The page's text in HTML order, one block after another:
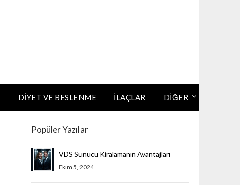
DIYET VE BESLENME İLAÇLAR DİĞER
Popüler Yazılar
VDS Sunucu Kiralamanın Avantajları
Ekim 5, 2024